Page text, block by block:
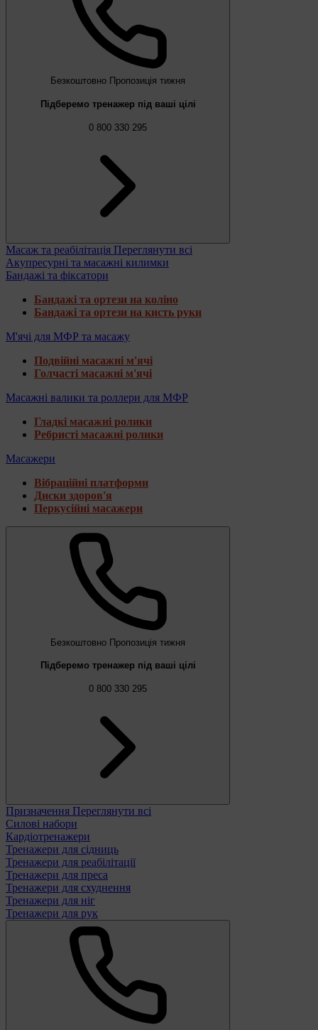
Безкоштовно Пропозиція тижня
Підберемо тренажер під ваші цілі
0 800 330 295
Масаж та реабілітація Переглянути всі
Акупресурні та масажні килимки
Бандажі та фіксатори
Бандажі та ортези на коліно
Бандажі та ортези на кисть руки
М'ячі для МФР та масажу
Подвійні масажні м'ячі
Голчасті масажні м'ячі
Масажні валики та роллери для МФР
Гладкі масажні ролики
Ребристі масажні ролики
Масажери
Вібраційні платформи
Диски здоров'я
Перкусійні масажери
Безкоштовно Пропозиція тижня
Підберемо тренажер під ваші цілі
0 800 330 295
Призначення Переглянути всі
Силові набори
Кардіотренажери
Тренажери для сідниць
Тренажери для реабілітації
Тренажери для преса
Тренажери для схуднення
Тренажери для ніг
Тренажери для рук